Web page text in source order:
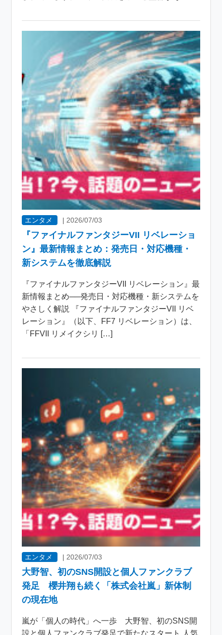
エンタメ | 2026/07/03
『ファイナルファンタジーVII リベレーショ
ン』最新情報まとめ：発売日・対応機種・
新システムを徹底解説
『ファイナルファンタジーVII リベレーション』最
新情報まとめ──発売日・対応機種・新システムを
やさしく解説 『ファイナルファンタジーVII リベ
レーション』（以下、FF7 リベレーション）は、
「FFVII リメイクシリ […]
エンタメ | 2026/07/03
大野智、初のSNS開設と個人ファンクラブ
発足 櫻井翔も続く「株式会社嵐」新体制
の現在地
嵐が「個人の時代」へ一歩 大野智、初のSNS開
設と個人ファンクラブ発足で新たなスタート 人気